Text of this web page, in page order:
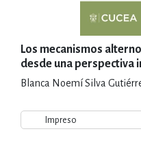
Los mecanismos
desde una perspectiva
interdisciplinar a partir
Blanca Noemí Silva
Impreso